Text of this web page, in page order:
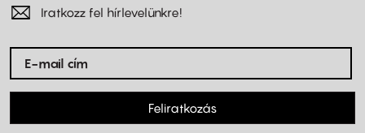
Iratkozz fel hírlevelünkre!
Feliratkozás